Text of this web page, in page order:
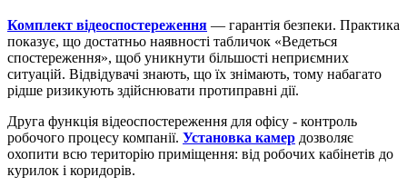
Комплект відеоспостереження — гарантія безпеки. Практика
показує, що достатньо наявності табличок «Ведеться
спостереження», щоб уникнути більшості неприємних
ситуацій. Відвідувачі знають, що їх знімають, тому набагато
рідше ризикують здійснювати протиправні дії.
Друга функція відеоспостереження для офісу - контроль
робочого процесу компанії. Установка камер дозволяє
охопити всю територію приміщення: від робочих кабінетів до
курилок і коридорів.